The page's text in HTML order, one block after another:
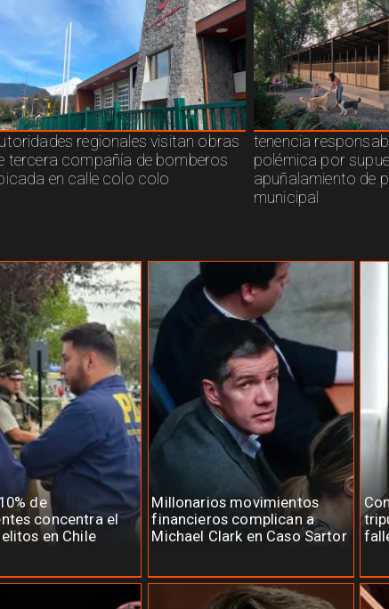
regionales visitan obras
tercera compañía de bomberos
en calle colo colo
tenencia
polémica por
apuñalamiento de
municipal
de
concentra el
en Chile
Millonarios movimientos
financieros complican a
Michael Clark en Caso Sartor